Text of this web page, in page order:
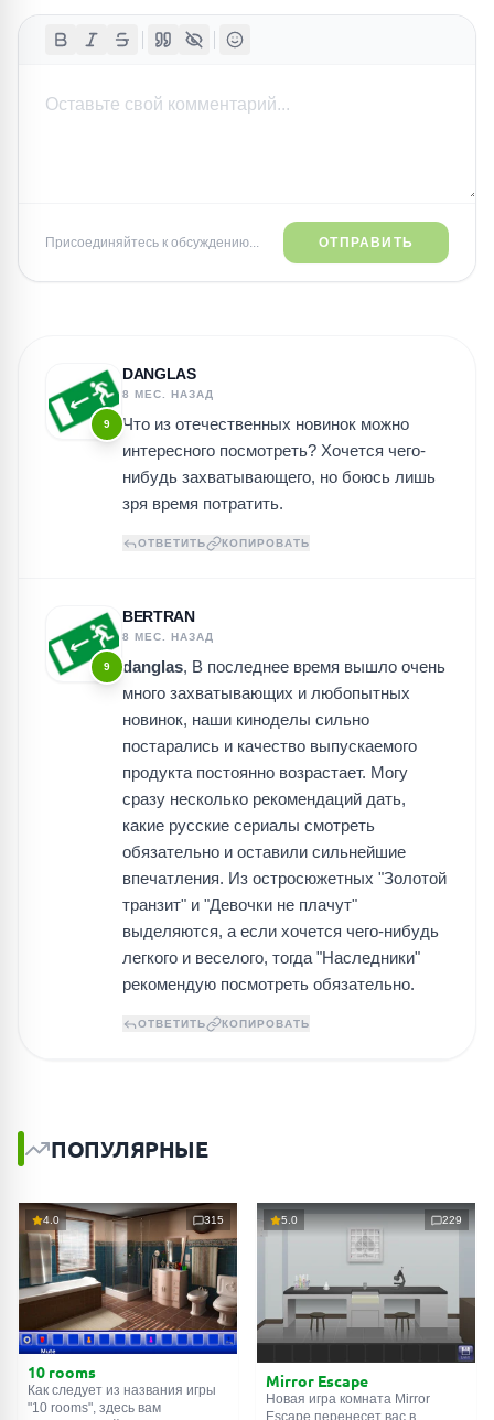
Присоединяйтесь к обсуждению... ОТПРАВИТЬ
9
DANGLAS
8 МЕС. НАЗАД
Что из отечественных новинок можно
интересного посмотреть? Хочется чего-
нибудь захватывающего, но боюсь лишь
зря время потратить.
ОТВЕТИТЬ КОПИРОВАТЬ
9
BERTRAN
8 МЕС. НАЗАД
danglas, В последнее время вышло очень
много захватывающих и любопытных
новинок, наши киноделы сильно
постарались и качество выпускаемого
продукта постоянно возрастает. Могу
сразу несколько рекомендаций дать,
какие русские сериалы смотреть
обязательно и оставили сильнейшие
впечатления. Из остросюжетных "Золотой
транзит" и "Девочки не плачут"
выделяются, а если хочется чего-нибудь
легкого и веселого, тогда "Наследники"
рекомендую посмотреть обязательно.
ОТВЕТИТЬ КОПИРОВАТЬ
ПОПУЛЯРНЫЕ
4.0 315
10 rooms
Как следует из названия игры
"10 rooms", здесь вам
5.0 229
Mirror Escape
Новая игра комната Mirror
Escape перенесет вас в